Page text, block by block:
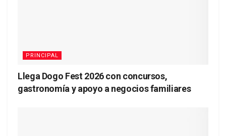
PRINCIPAL
Llega Dogo Fest 2026 con concursos,
gastronomía y apoyo a negocios familiares